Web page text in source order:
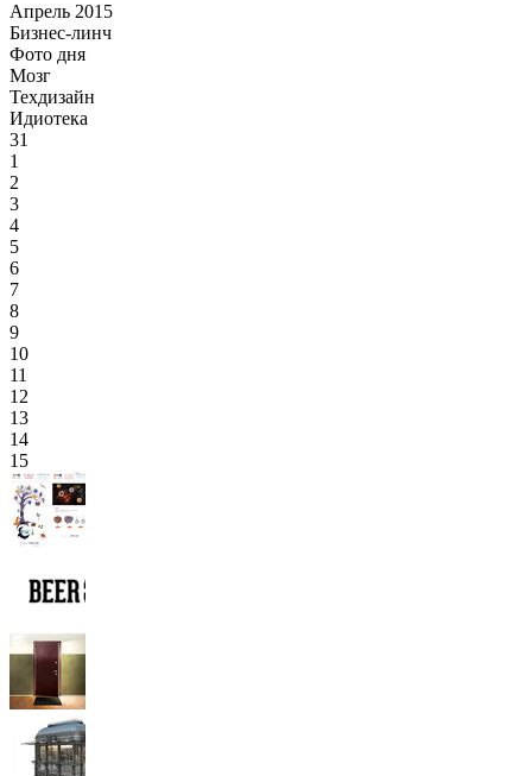
Апрель 2015
Бизнес-линч
Фото дня
Мозг
Техдизайн
Идиотека
31
1
2
3
4
5
6
7
8
9
10
11
12
13
14
15